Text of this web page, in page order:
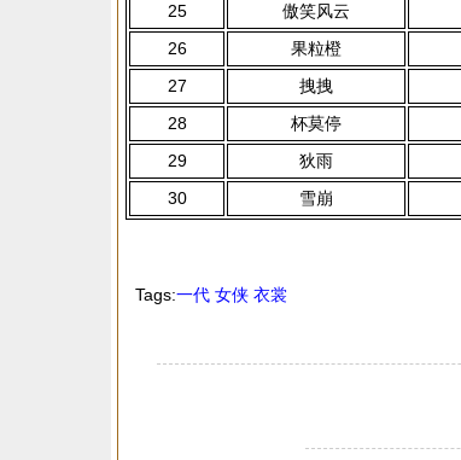
25
傲笑风云
26
果粒橙
27
拽拽
28
杯莫停
29
狄雨
30
雪崩
Tags:一代 女侠 衣裳